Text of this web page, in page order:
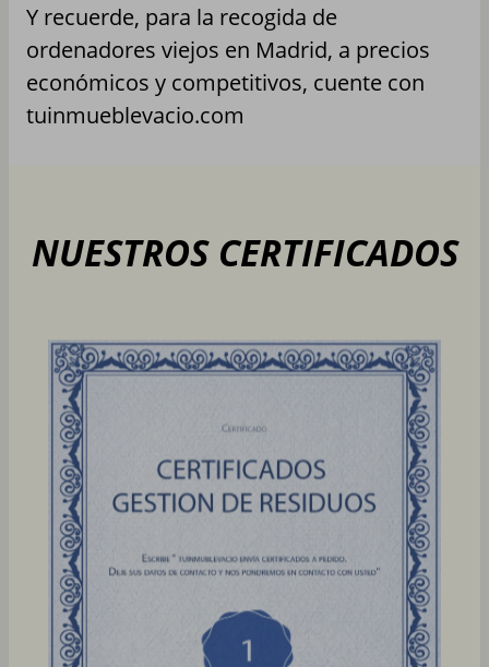
Y recuerde, para la recogida de
ordenadores viejos en Madrid, a precios
económicos y competitivos, cuente con
tuinmueblevacio.com
NUESTROS CERTIFICADOS